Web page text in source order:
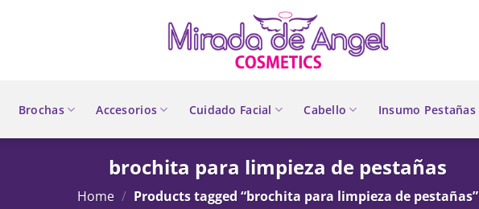
Brochas Accesorios Cuidado Facial Cabello Insumo Pestañas
brochita para limpieza de pestañas
Home / Products tagged “brochita para limpieza de pestañas”